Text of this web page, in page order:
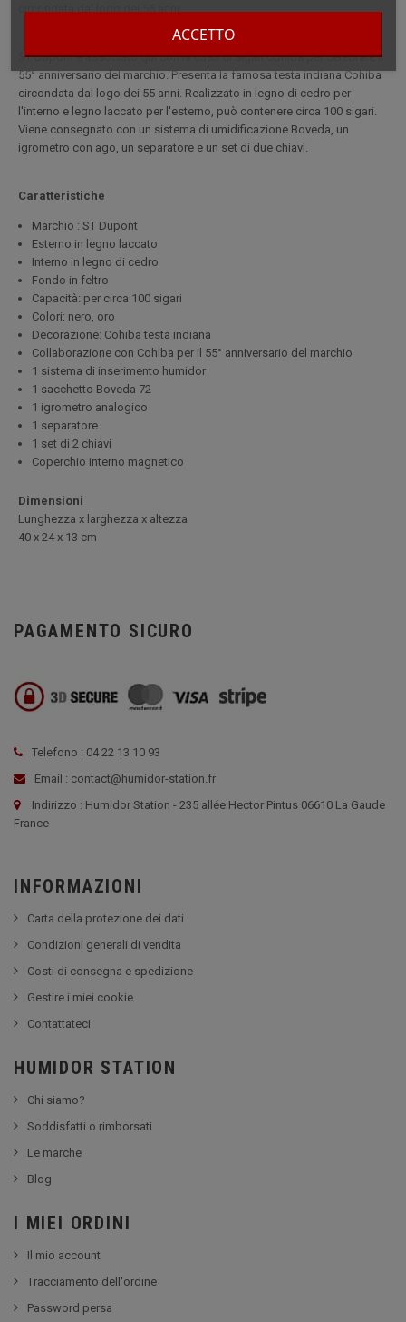
ACCETTO
circondata dal logo dei 55 anni.
ST Dupont è associato qui con la casa di sigari Cohiba per celebrare il
55° anniversario del marchio. Presenta la famosa testa indiana Cohiba
circondata dal logo dei 55 anni. Realizzato in legno di cedro per
l'interno e legno laccato per l'esterno, può contenere circa 100 sigari.
Viene consegnato con un sistema di umidificazione Boveda, un
igrometro con ago, un separatore e un set di due chiavi.
Caratteristiche
Marchio : ST Dupont
Esterno in legno laccato
Interno in legno di cedro
Fondo in feltro
Capacità: per circa 100 sigari
Colori: nero, oro
Decorazione: Cohiba testa indiana
Collaborazione con Cohiba per il 55° anniversario del marchio
1 sistema di inserimento humidor
1 sacchetto Boveda 72
1 igrometro analogico
1 separatore
1 set di 2 chiavi
Coperchio interno magnetico
Dimensioni
Lunghezza x larghezza x altezza
40 x 24 x 13 cm
PAGAMENTO SICURO
Telefono : 04 22 13 10 93
Email : contact@humidor-station.fr
Indirizzo : Humidor Station - 235 allée Hector Pintus 06610 La Gaude
France
INFORMAZIONI
Carta della protezione dei dati
Condizioni generali di vendita
Costi di consegna e spedizione
Gestire i miei cookie
Contattateci
HUMIDOR STATION
Chi siamo?
Soddisfatti o rimborsati
Le marche
Blog
I MIEI ORDINI
Il mio account
Tracciamento dell'ordine
Password persa